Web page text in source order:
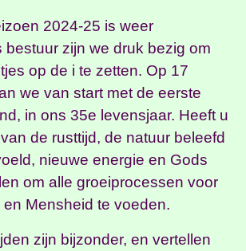
2024-25 is weer
bestuur zijn we druk bezig om
op de i te zetten. Op 17
we van start met de eerste
in ons 35e levensjaar. Heeft u
de rusttijd, de natuur beleefd
nieuwe energie en Gods
om alle groeiprocessen voor
Mensheid te voeden.
zijn bijzonder, en vertellen